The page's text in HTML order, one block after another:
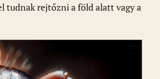
tudnak rejtőzni a föld alatt vagy a